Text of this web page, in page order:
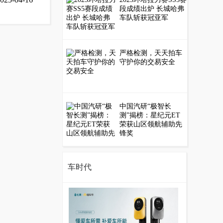
段成绩出炉 长城哈弗
车队斩获冠亚军
严格检测，天天拍车
守护你的交易安全
中国汽研“极智长
测”揭榜：星纪元ET
荣获山区领航辅助先
锋奖
车时代